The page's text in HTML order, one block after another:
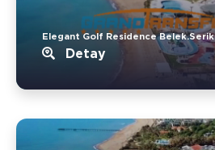
Elegant Golf Residence Belek.Serik
Detay